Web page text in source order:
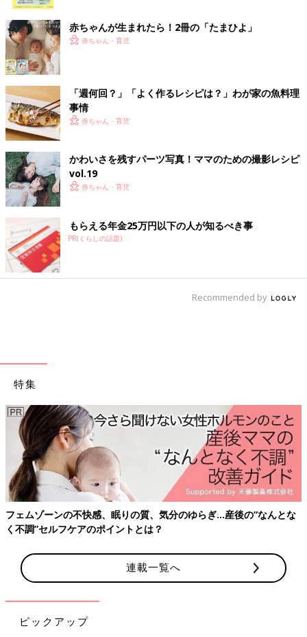
離乳中期 7～8カ月ごろのレシピ
中期 7～8ヶ月ごろ
炭水化物を含む食材を使った、エネルギー源に
ツ
ブロッコリーとオレンジのヨーグルトサ
ラダ 作り方・レシピ 離乳食中期 7～8
ミン類を含む食材を使った、体の調子を整える
ビタミンのレシピをご紹介。ブロッコリーとオ
しらすとキャベツの豆腐グラタン 作り
方・レシピ 離乳食中期 7～8ヶ月ごろ
離乳中期 7～8カ月ごろ「きゅうり」のレシピ
きゅうりとトマトのサラダ 作り方・レ
シピ 離乳食中期 7～8ヶ月ごろ
7,8ヶ月ごろから使える、野菜や果物などビタ
ミン類を含む食材を使った、体の調子を整える
ビタミンのレシピをご紹介。きゅうりとトマト
きゅうりとなすのチーズボール 作り
7,8ヶ月ごろから使える、野菜や果物などビタ
赤ちゃんが生まれたら！2冊の「たまひよ」
赤ちゃん・育児
「週何回？」「よく作るレシピは？」わが家の魚料理
事情
赤ちゃん・育児
かわいさを残すパーツ写真！ママのための撮影レシピ
vol.19
赤ちゃん・育児
もらえる年金25万円以下の人が知るべき事
PR(くらしの話題)
Recommended by
特集
フェムゾーンの不快感、眠りの質、気分のゆらぎ…産後の“なんとな
く不調”セルフケアのポイントとは？
連載一覧へ
ピックアップ